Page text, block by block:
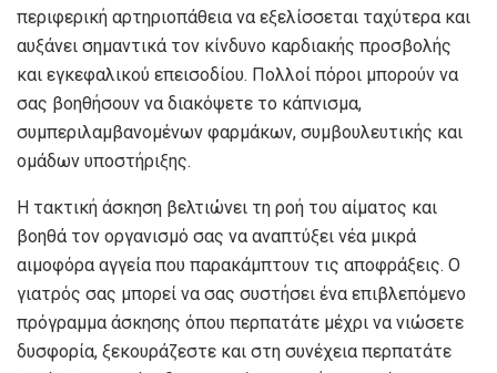
περιφερική αρτηριοπάθεια να εξελίσσεται ταχύτερα και
αυξάνει σημαντικά τον κίνδυνο καρδιακής προσβολής
και εγκεφαλικού επεισοδίου. Πολλοί πόροι μπορούν να
σας βοηθήσουν να διακόψετε το κάπνισμα,
συμπεριλαμβανομένων φαρμάκων, συμβουλευτικής και
ομάδων υποστήριξης.
Η τακτική άσκηση βελτιώνει τη ροή του αίματος και
βοηθά τον οργανισμό σας να αναπτύξει νέα μικρά
αιμοφόρα αγγεία που παρακάμπτουν τις αποφράξεις. Ο
γιατρός σας μπορεί να σας συστήσει ένα επιβλεπόμενο
πρόγραμμα άσκησης όπου περπατάτε μέχρι να νιώσετε
δυσφορία, ξεκουράζεστε και στη συνέχεια περπατάτε